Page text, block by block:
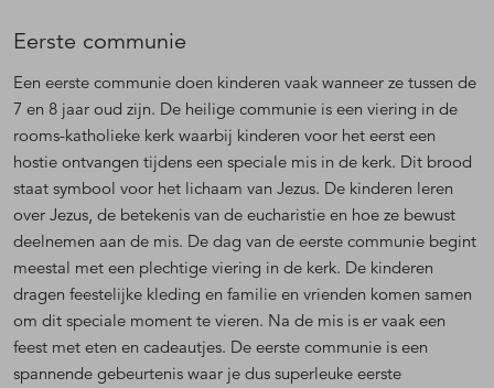
Eerste communie
Een eerste communie doen kinderen vaak wanneer ze tussen de
7 en 8 jaar oud zijn. De heilige communie is een viering in de
rooms-katholieke kerk waarbij kinderen voor het eerst een
hostie ontvangen tijdens een speciale mis in de kerk. Dit brood
staat symbool voor het lichaam van Jezus. De kinderen leren
over Jezus, de betekenis van de eucharistie en hoe ze bewust
deelnemen aan de mis. De dag van de eerste communie begint
meestal met een plechtige viering in de kerk. De kinderen
dragen feestelijke kleding en familie en vrienden komen samen
om dit speciale moment te vieren. Na de mis is er vaak een
feest met eten en cadeautjes. De eerste communie is een
spannende gebeurtenis waar je dus superleuke eerste